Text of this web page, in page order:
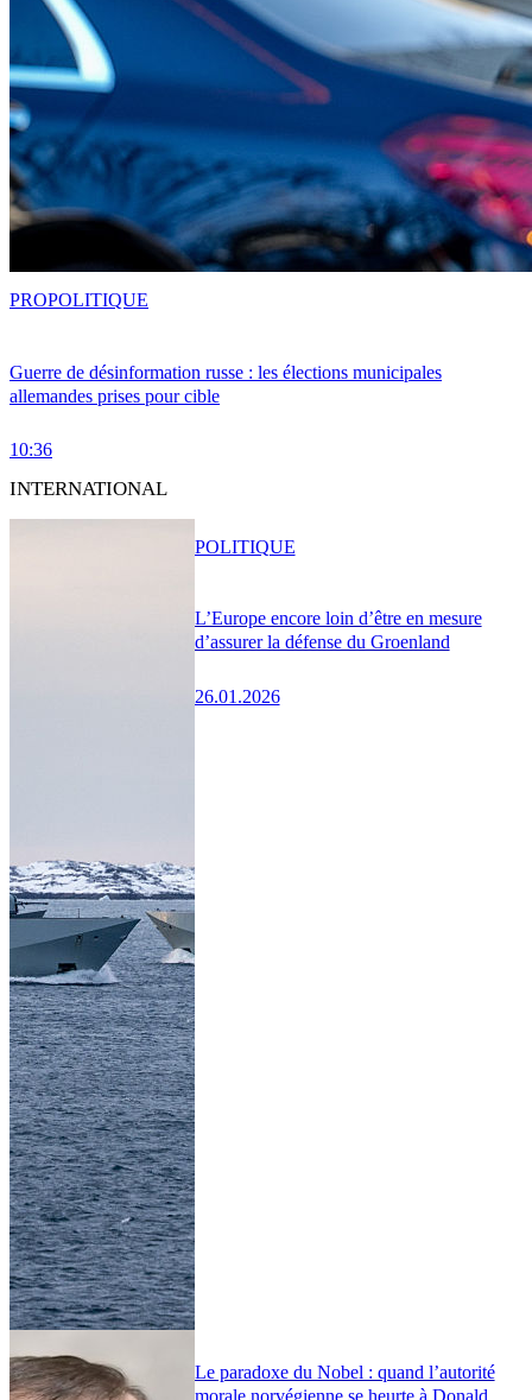
Guerre de désinformation russe : les élections municipales
allemandes prises pour cible
10:36
PROPOLITIQUE
INTERNATIONAL
L’Europe encore loin d’être en mesure
d’assurer la défense du Groenland
26.01.2026
POLITIQUE
Le paradoxe du Nobel : quand l’autorité